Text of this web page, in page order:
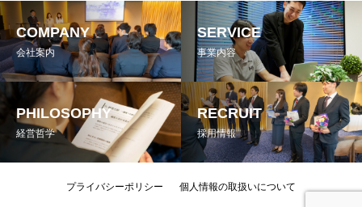
COMPANY
会社案内
SERVICE
事業内容
PHILOSOPHY
経営哲学
RECRUIT
採用情報
プライバシーポリシー 個人情報の取扱いについて